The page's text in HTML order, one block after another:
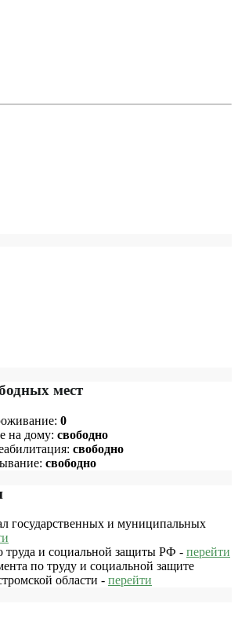
мест
0
на дому: свободно
свободно
свободно
государственных и муниципальных
труда и социальной защиты РФ - перейти
по труду и социальной защите
области - перейти